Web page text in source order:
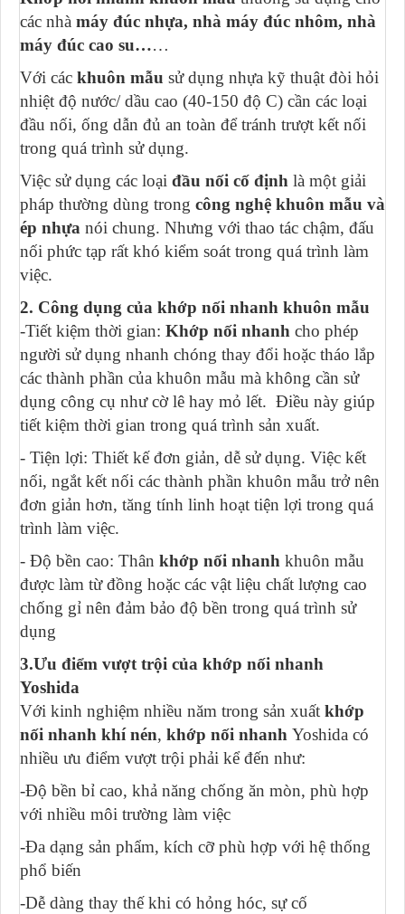
các nhà máy đúc nhựa, nhà máy đúc nhôm, nhà
máy đúc cao su……
Với các khuôn mẫu sử dụng nhựa kỹ thuật đòi hỏi
nhiệt độ nước/ dầu cao (40-150 độ C) cần các loại
đầu nối, ống dẫn đủ an toàn để tránh trượt kết nối
trong quá trình sử dụng.
Việc sử dụng các loại đầu nối cố định là một giải
pháp thường dùng trong công nghệ khuôn mẫu và
ép nhựa nói chung. Nhưng với thao tác chậm, đấu
nối phức tạp rất khó kiểm soát trong quá trình làm
việc.
2. Công dụng của khớp nối nhanh khuôn mẫu
-Tiết kiệm thời gian: Khớp nối nhanh cho phép
người sử dụng nhanh chóng thay đổi hoặc tháo lắp
các thành phần của khuôn mẫu mà không cần sử
dụng công cụ như cờ lê hay mỏ lết. Điều này giúp
tiết kiệm thời gian trong quá trình sản xuất.
- Tiện lợi: Thiết kế đơn giản, dễ sử dụng. Việc kết
nối, ngắt kết nối các thành phần khuôn mẫu trở nên
đơn giản hơn, tăng tính linh hoạt tiện lợi trong quá
trình làm việc.
- Độ bền cao: Thân khớp nối nhanh khuôn mẫu
được làm từ đồng hoặc các vật liệu chất lượng cao
chống gỉ nên đảm bảo độ bền trong quá trình sử
dụng
3.Ưu điểm vượt trội của khớp nối nhanh
Yoshida
Với kinh nghiệm nhiều năm trong sản xuất khớp
nối nhanh khí nén, khớp nối nhanh Yoshida có
nhiều ưu điểm vượt trội phải kể đến như:
-Độ bền bỉ cao, khả năng chống ăn mòn, phù hợp
với nhiều môi trường làm việc
-Đa dạng sản phẩm, kích cỡ phù hợp với hệ thống
phổ biến
-Dễ dàng thay thế khi có hỏng hóc, sự cố